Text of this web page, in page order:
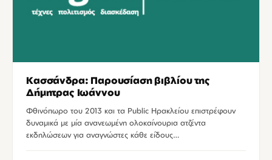
Κασσάνδρα: Παρουσίαση βιβλίου της
Δήμητρας Ιωάννου
Φθινόπωρο του 2013 και τα Public Ηρακλείου επιστρέφουν
δυναμικά με μία ανανεωμένη ολοκαίνουρια ατζέντα
εκδηλώσεων για αναγνώστες κάθε είδους…